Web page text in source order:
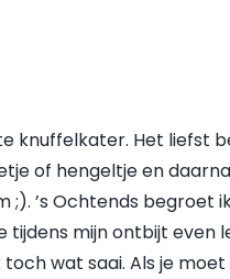
knuffelkater. Het liefst
of hengeltje en
’s Ochtends begroet
tijdens mijn ontbijt even
wat saai. Als je moet